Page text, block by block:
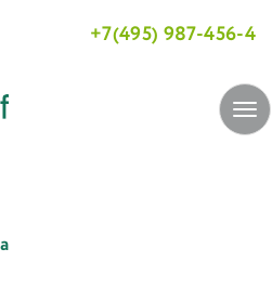
+7(495) 987-456-4